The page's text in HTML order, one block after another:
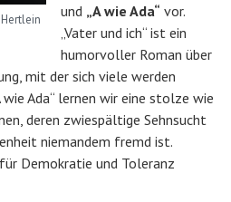
und „A wie Ada“ vor.
„Vater und ich“ ist ein
humorvoller Roman über
mit der sich viele werden
Ada“ lernen wir eine stolze wie
deren zwiespältige Sehnsucht
niemandem fremd ist.
Demokratie und Toleranz